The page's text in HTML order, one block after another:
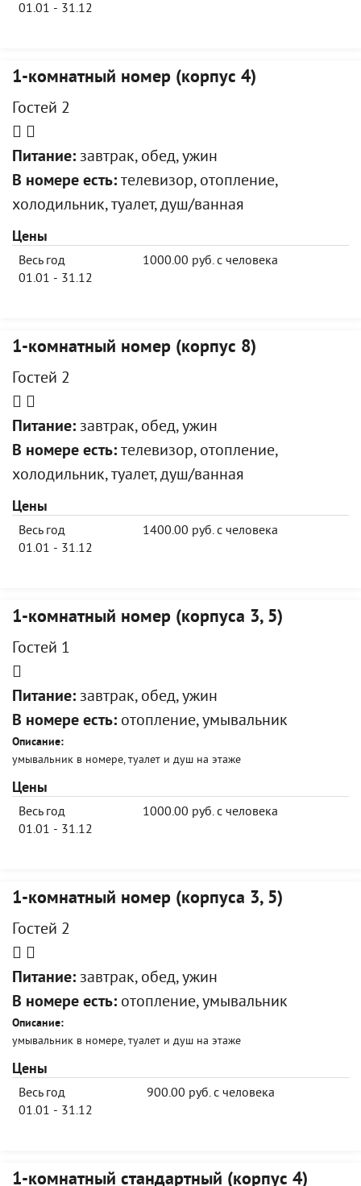
01.01 - 31.12
1-комнатный номер (корпус 4)
Гостей 2
Питание: завтрак, обед, ужин
В номере есть: телевизор, отопление,
холодильник, туалет, душ/ванная
Цены
Весь год
01.01 - 31.12
1000.00 руб. с человека
1-комнатный номер (корпус 8)
Гостей 2
Питание: завтрак, обед, ужин
В номере есть: телевизор, отопление,
холодильник, туалет, душ/ванная
Цены
Весь год
01.01 - 31.12
1400.00 руб. с человека
1-комнатный номер (корпуса 3, 5)
Гостей 1
Питание: завтрак, обед, ужин
В номере есть: отопление, умывальник
Описание:
умывальник в номере, туалет и душ на этаже
Цены
Весь год
01.01 - 31.12
1000.00 руб. с человека
1-комнатный номер (корпуса 3, 5)
Гостей 2
Питание: завтрак, обед, ужин
В номере есть: отопление, умывальник
Описание:
умывальник в номере, туалет и душ на этаже
Цены
Весь год
01.01 - 31.12
900.00 руб. с человека
1-комнатный стандартный (корпус 4)